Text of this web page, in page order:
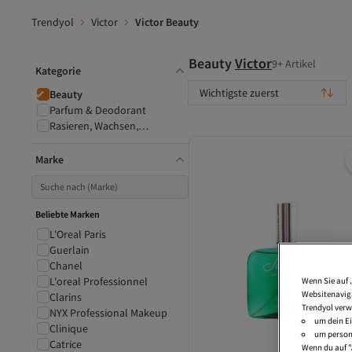
Trendyol Victor Victor Beauty
BeautyVictor9+ Artikel
Wichtigste zuerst
Kategorie
Beauty
Parfum & Deodorant
Rasieren, Wachsen,
Marke
Beliebte Marken
L'Oreal Paris
Guerlain
Chanel
L'oreal Professionnel
Clarins
NYX Professional Makeup
Clinique
Catrice
Wenn Sie auf
Trendyol
um dein
um
Wenn du auf